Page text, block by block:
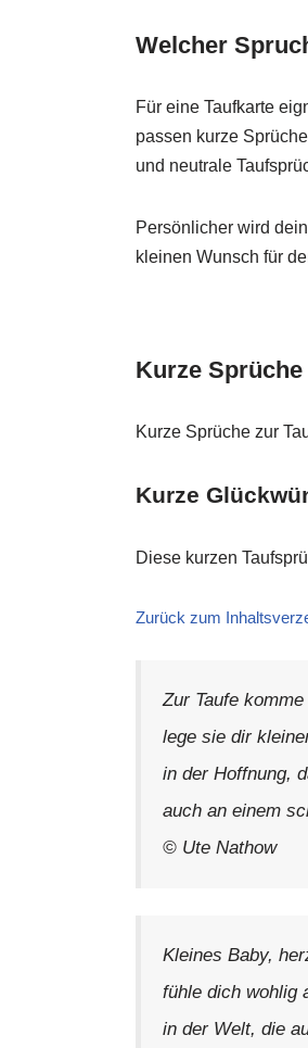
Welcher
Für eine Taufkarte
passen kurze
und neutrale
Persönlicher wird
kleinen Wunsch für
Kurze Sprüche
Kurze Sprüche zur
Kurze
Diese kurzen
Zurück zum
Zur Taufe
lege sie dir
in der Hoffnung,
auch an einem
© Ute Nathow
Kleines Baby,
fühle dich wohlig
in der Welt, die